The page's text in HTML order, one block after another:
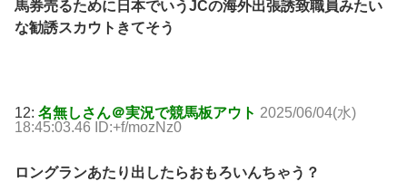
馬券売るために日本でいうJCの海外出張誘致職員みたい
な勧誘スカウトきてそう
12: 名無しさん＠実況で競馬板アウト 2025/06/04(水)
18:45:03.46 ID:+f/mozNz0
ロングランあたり出したらおもろいんちゃう？